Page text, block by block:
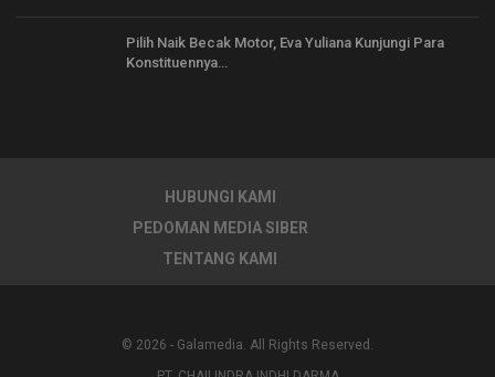
Pilih Naik Becak Motor, Eva Yuliana Kunjungi Para
Konstituennya…
HUBUNGI KAMI
PEDOMAN MEDIA SIBER
TENTANG KAMI
© 2026 - Galamedia. All Rights Reserved.